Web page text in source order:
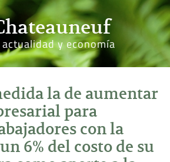
y economía
la de aumentar
para
con la
6% del costo de su